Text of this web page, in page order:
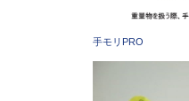
手モリPRO